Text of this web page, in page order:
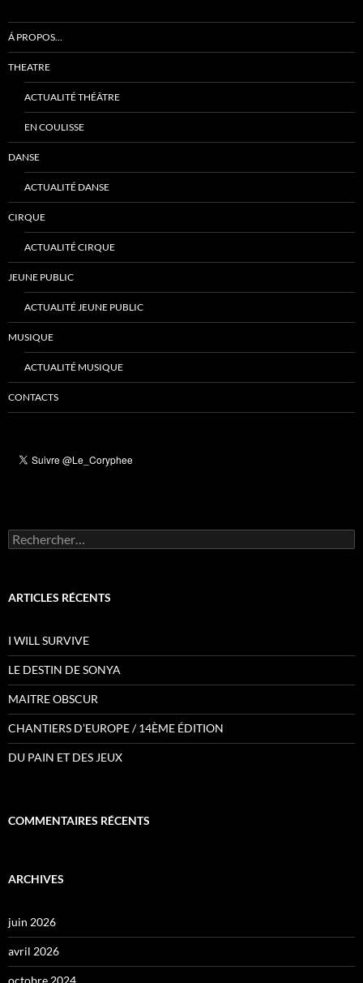
Á PROPOS…
THEATRE
ACTUALITÉ THÉÂTRE
EN COULISSE
DANSE
ACTUALITÉ DANSE
CIRQUE
ACTUALITÉ CIRQUE
JEUNE PUBLIC
ACTUALITÉ JEUNE PUBLIC
MUSIQUE
ACTUALITÉ MUSIQUE
CONTACTS
Rechercher :
ARTICLES RÉCENTS
I WILL SURVIVE
LE DESTIN DE SONYA
MAITRE OBSCUR
CHANTIERS D’EUROPE / 14ÈME ÉDITION
DU PAIN ET DES JEUX
COMMENTAIRES RÉCENTS
ARCHIVES
juin 2026
avril 2026